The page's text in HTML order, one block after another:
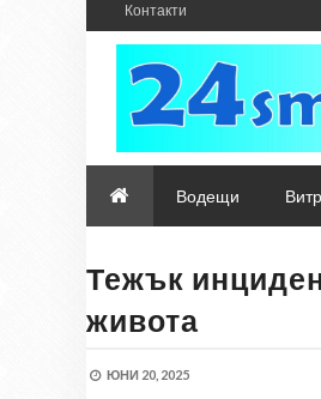
Контакти
Водещи
Тежък
живота
ЮНИ 20, 2025